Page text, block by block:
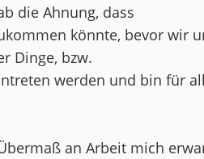
die Ahnung, dass
könnte, bevor wir
Dinge, bzw.
werden und bin für
an Arbeit mich